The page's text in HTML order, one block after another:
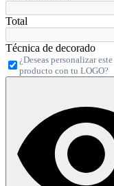
Total
Técnica de decorado
¿Deseas personalizar este
producto con tu LOGO?